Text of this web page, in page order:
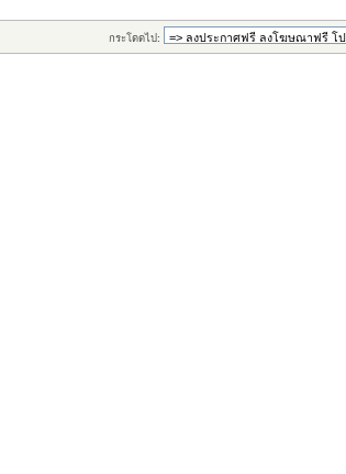
กระโดดไป: